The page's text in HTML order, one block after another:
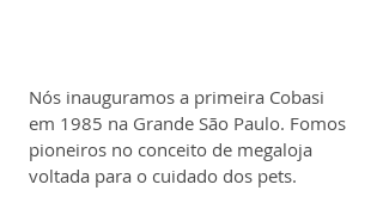
Nós inauguramos a primeira Cobasi
em 1985 na Grande São Paulo. Fomos
pioneiros no conceito de megaloja
voltada para o cuidado dos pets.